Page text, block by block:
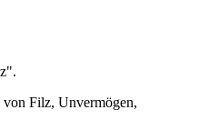
von Filz, Unvermögen,